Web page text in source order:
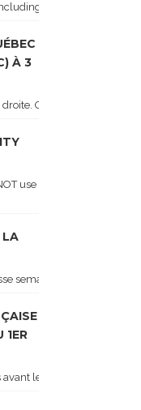
Justin Trudeau!
À 3
On le sait car les
use the numbers of
LA
semaine. Voici sur le
1ER
le 1er tour de